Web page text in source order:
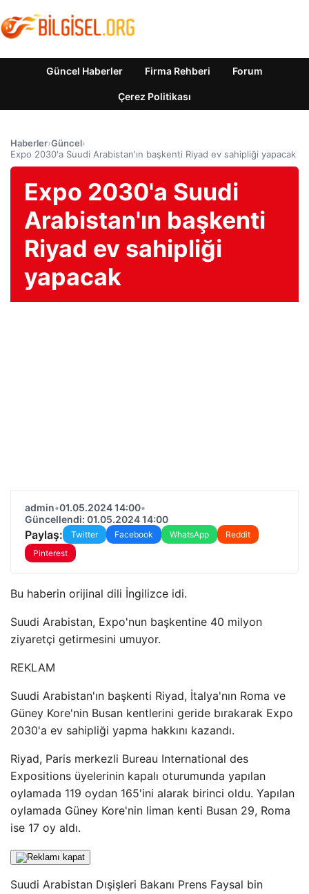
Güncel Haberler Firma Rehberi Forum
Çerez Politikası
Haberler›Güncel›
Expo 2030'a Suudi Arabistan'ın başkenti Riyad ev sahipliği yapacak
Expo 2030'a Suudi
Arabistan'ın başkenti
Riyad ev sahipliği
yapacak
admin•01.05.2024 14:00•
Güncellendi: 01.05.2024 14:00
Paylaş: Twitter Facebook WhatsApp
Reddit
Pinterest
Bu haberin orijinal dili İngilizce idi.
Suudi Arabistan, Expo'nun başkentine 40 milyon
ziyaretçi getirmesini umuyor.
REKLAM
Suudi Arabistan'ın başkenti Riyad, İtalya'nın Roma ve
Güney Kore'nin Busan kentlerini geride bırakarak Expo
2030'a ev sahipliği yapma hakkını kazandı.
Riyad, Paris merkezli Bureau International des
Expositions üyelerinin kapalı oturumunda yapılan
oylamada 119 oydan 165'ini alarak birinci oldu. Yapılan
oylamada Güney Kore'nin liman kenti Busan 29, Roma
ise 17 oy aldı.
Suudi Arabistan Dışişleri Bakanı Prens Faysal bin